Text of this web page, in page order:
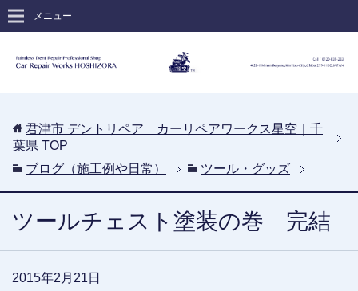
メニュー
君津市 デントリペア カーリペアワークス星空｜千
葉県 TOP
ブログ（施工例や日常）
ツール・グッズ
ツールチェスト塗装の巻 完結
2015年2月21日